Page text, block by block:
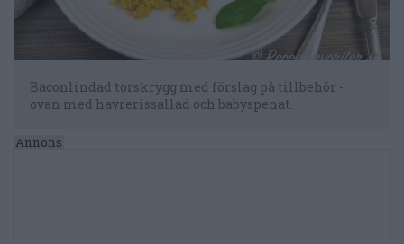
Baconlindad torskrygg med förslag på tillbehör -
ovan med havrerissallad och babyspenat.